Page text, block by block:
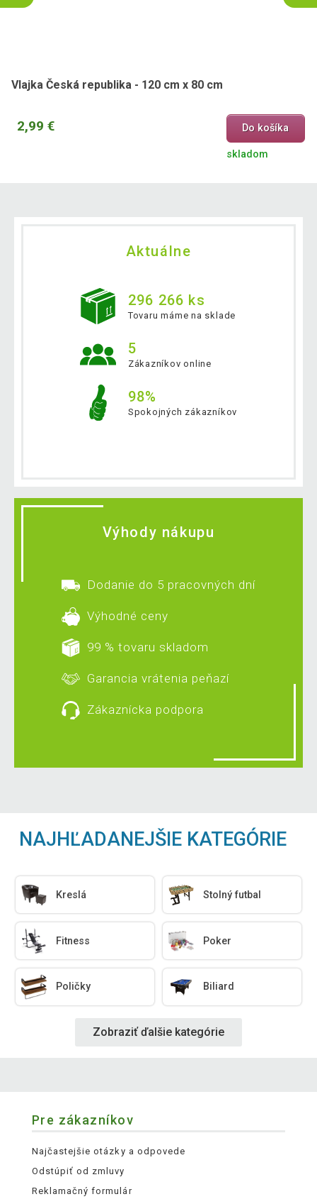
Vlajka Česká republika - 120 cm x 80 cm
2,99 € Do košíka
skladom
Aktuálne
296 266 ks
Tovaru máme na sklade
5
Zákazníkov online
98%
Spokojných zákazníkov
Výhody nákupu
Dodanie do 5 pracovných dní
Výhodné ceny
99 % tovaru skladom
Garancia vrátenia peňazí
Zákaznícka podpora
NAJHĽADANEJŠIE KATEGÓRIE
Kreslá Stolný futbal
Fitness Poker
Poličky Biliard
Zobraziť ďalšie kategórie
Pre zákazníkov
Najčastejšie otázky a odpovede
Odstúpiť od zmluvy
Reklamačný formulár